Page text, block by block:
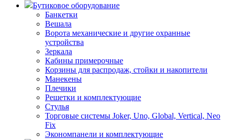
Бутиковое оборудование
Банкетки
Вешала
Ворота механические и другие охранные
устройства
Зеркала
Кабины примерочные
Корзины для распродаж, стойки и накопители
Манекены
Плечики
Решетки и комплектующие
Стулья
Торговые системы Joker, Uno, Global, Vertical, Neo
Fix
Экономпанели и комплектующие